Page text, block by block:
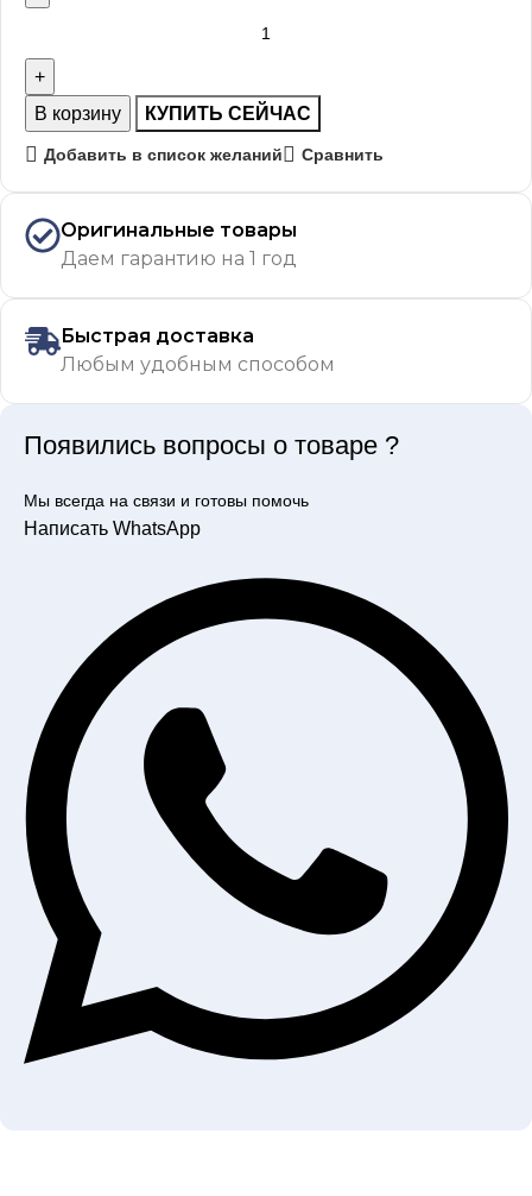
В корзину КУПИТЬ СЕЙЧАС
Добавить в список желаний Сравнить
Оригинальные товары
Даем гарантию на 1 год
Быстрая доставка
Любым удобным способом
Появились вопросы о товаре ?
Мы всегда на связи и готовы помочь
Написать WhatsApp